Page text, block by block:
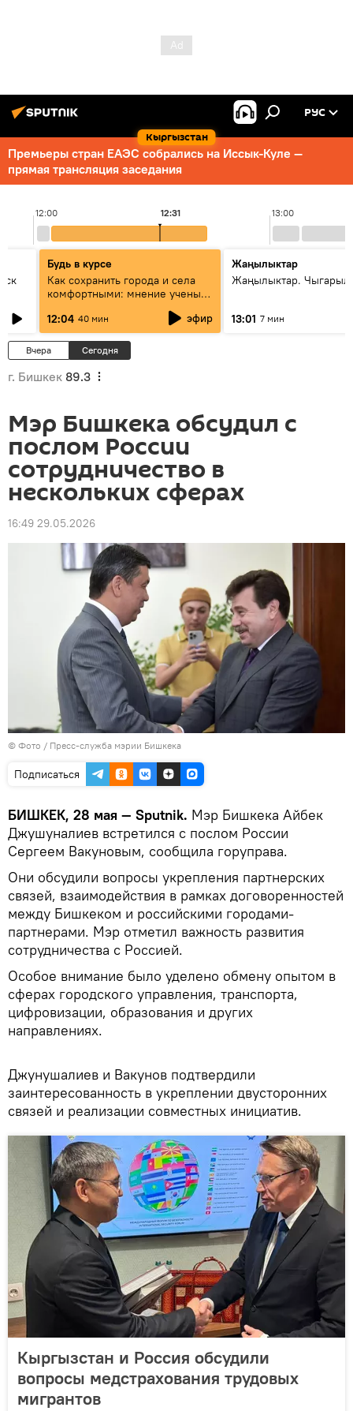
Кыргызстан
РУС
Премьеры стран ЕАЭС собрались на Иссык-Куле —
прямая трансляция заседания
12:00 13:00
12:31
Будь в курсе
Как сохранить города и села
комфортными: мнение ученых
12:04 40 мин эфир
Жаңылыктар
Жаңылыктар.
13:01 7 мин
Вчера Сегодня
г. Бишкек 89.3
Мэр Бишкека обсудил с
послом России
сотрудничество в
нескольких сферах
16:49 29.05.2026
© Фото / Пресс-служба мэрии Бишкека
Подписаться
БИШКЕК, 28 мая — Sputnik. Мэр Бишкека Айбек
Джушуналиев встретился с послом России
Сергеем Вакуновым, сообщила горуправа.
Они обсудили вопросы укрепления партнерских
связей, взаимодействия в рамках договоренностей
между Бишкеком и российскими городами-
партнерами. Мэр отметил важность развития
сотрудничества с Россией.
Особое внимание было уделено обмену опытом в
сферах городского управления, транспорта,
цифровизации, образования и других
направлениях.
Джунушалиев и Вакунов подтвердили
заинтересованность в укреплении двусторонних
связей и реализации совместных инициатив.
Кыргызстан и Россия обсудили
вопросы медстрахования трудовых
мигрантов